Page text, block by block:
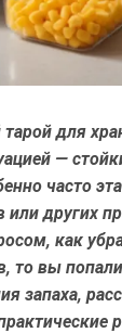
для
—
часто
других
как
то вы
запаха,